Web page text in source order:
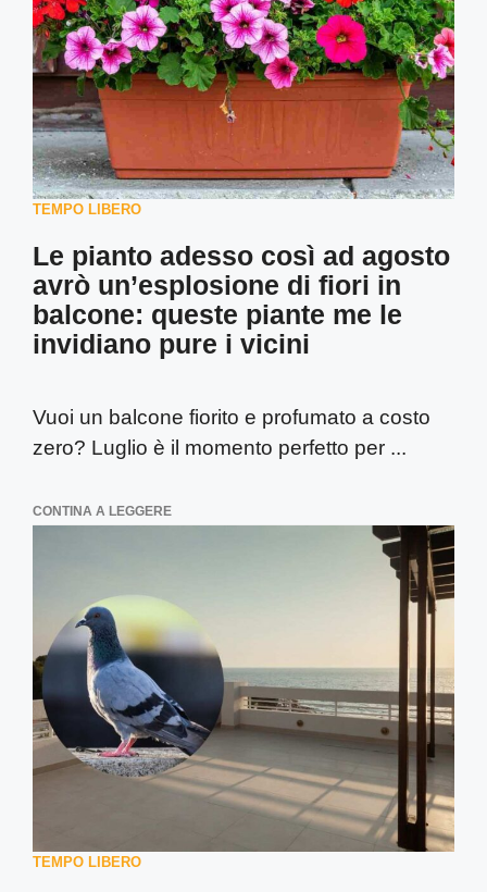
TEMPO LIBERO
Le pianto adesso così ad agosto
avrò un’esplosione di fiori in
balcone: queste piante me le
invidiano pure i vicini
Vuoi un balcone fiorito e profumato a costo
zero? Luglio è il momento perfetto per ...
CONTINA A LEGGERE
TEMPO LIBERO